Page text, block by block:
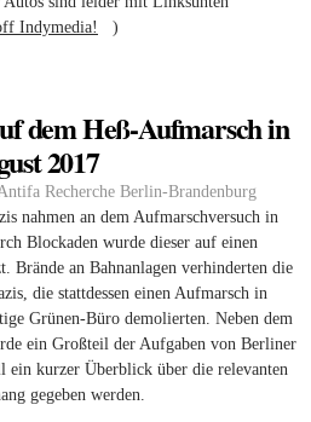
Indymedia! (link is external)
)
dem Heß-Aufmarsch in
2017
Recherche Berlin-Brandenburg
nahmen an dem Aufmarschversuch in
Blockaden wurde dieser auf einen
Brände an Bahnanlagen verhinderten die
die stattdessen einen Aufmarsch in
Grünen-Büro demolierten. Neben dem
ein Großteil der Aufgaben von Berliner
ein kurzer Überblick über die relevanten
gegeben werden.